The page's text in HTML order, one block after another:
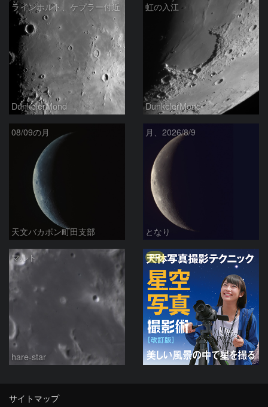
ラインホルト、ケプラー付近
DunkelerMond
虹の入江
DunkelerMond
08/09の月
天文バカボン町田支部
月、2026/8/9
となり
マルト
hare-star
PR
サイトマップ